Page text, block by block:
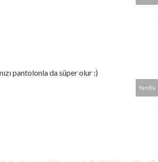
pantolonla da süper olur :)
Yanıtla